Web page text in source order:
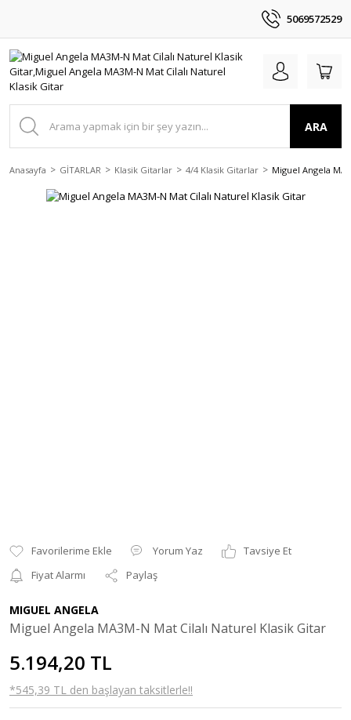
5069572529
ARA
Anasayfa GİTARLAR Klasik Gitarlar 4/4 Klasik Gitarlar Miguel Angela
Yorum Yaz
Tavsiye Et
Fiyat Alarmı
Paylaş
MIGUEL ANGELA
Miguel Angela MA3M-N Mat Cilalı Naturel Klasik Gitar
5.194,20 TL
*545,39 TL den başlayan taksitlerle!!